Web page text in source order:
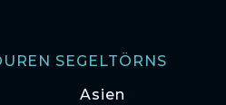
SEGELTÖRNS
Asien